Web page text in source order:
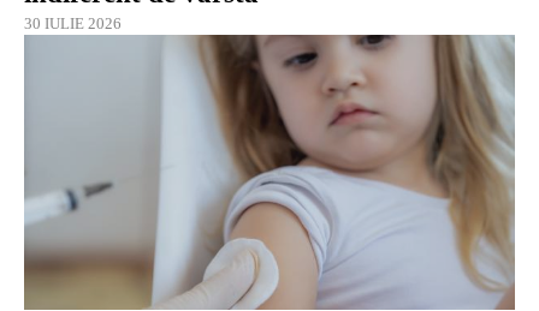
30 IULIE 2026